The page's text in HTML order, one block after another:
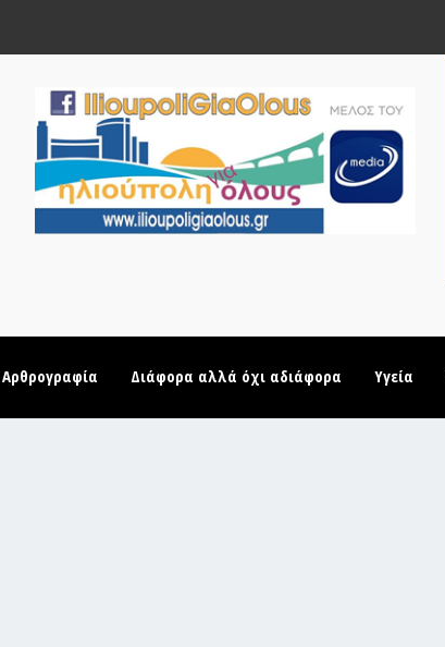
Αρθρογραφία Διάφορα αλλά όχι αδιάφορα Υγεία